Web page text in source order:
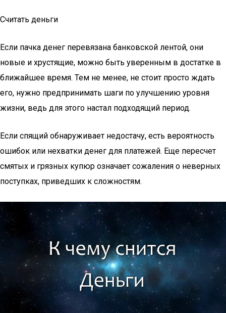
Считать деньги
Если пачка денег перевязана банковской лентой, они
новые и хрустящие, можно быть уверенным в достатке в
ближайшее время. Тем не менее, не стоит просто ждать
его, нужно предпринимать шаги по улучшению уровня
жизни, ведь для этого настал подходящий период.
Если спящий обнаруживает недостачу, есть вероятность
ошибок или нехватки денег для платежей. Еще пересчет
смятых и грязных купюр означает сожаления о неверных
поступках, приведших к сложностям.